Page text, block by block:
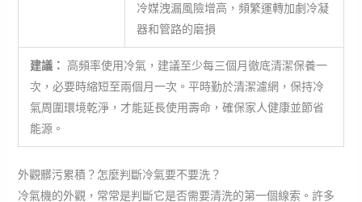
冷媒洩漏風險增高，頻繁運轉加劇冷凝
器和管路的磨損
建議： 高頻率使用冷氣，建議至少每三個月徹底清潔保養一
次，必要時縮短至兩個月一次。平時勤於清潔濾網，保持冷
氣周圍環境乾淨，才能延長使用壽命，確保家人健康並節省
能源。
外觀髒污累積？怎麼判斷冷氣要不要洗？
冷氣機的外觀，常常是判斷它是否需要清洗的第一個線索。許多